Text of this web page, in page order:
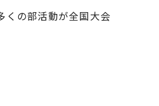
くの部活動が全国大会